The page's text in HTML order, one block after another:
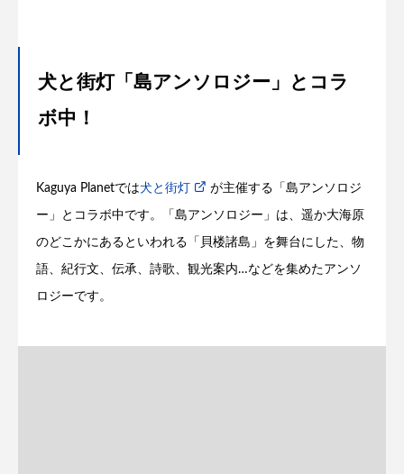
犬と街灯「島アンソロジー」とコラ
ボ中！
Kaguya Planetでは犬と街灯 が主催する「島アンソロジ
ー」とコラボ中です。「島アンソロジー」は、遥か大海原
のどこかにあるといわれる「貝楼諸島」を舞台にした、物
語、紀行文、伝承、詩歌、観光案内…などを集めたアンソ
ロジーです。